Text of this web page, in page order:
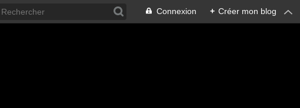
Connexion + Créer mon blog